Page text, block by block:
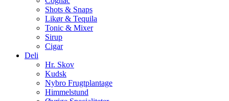
Shots & Snaps
Likør & Tequila
Tonic & Mixer
Sirup
Cigar
Deli
Hr. Skov
Kudsk
Nybro Frugtplantage
Himmelstund